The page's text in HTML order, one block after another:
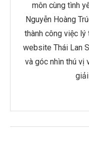
môn cùng tình
Nguyễn Hoàng
thành công việc
website Thái Lan
và góc nhìn thú vị
giải